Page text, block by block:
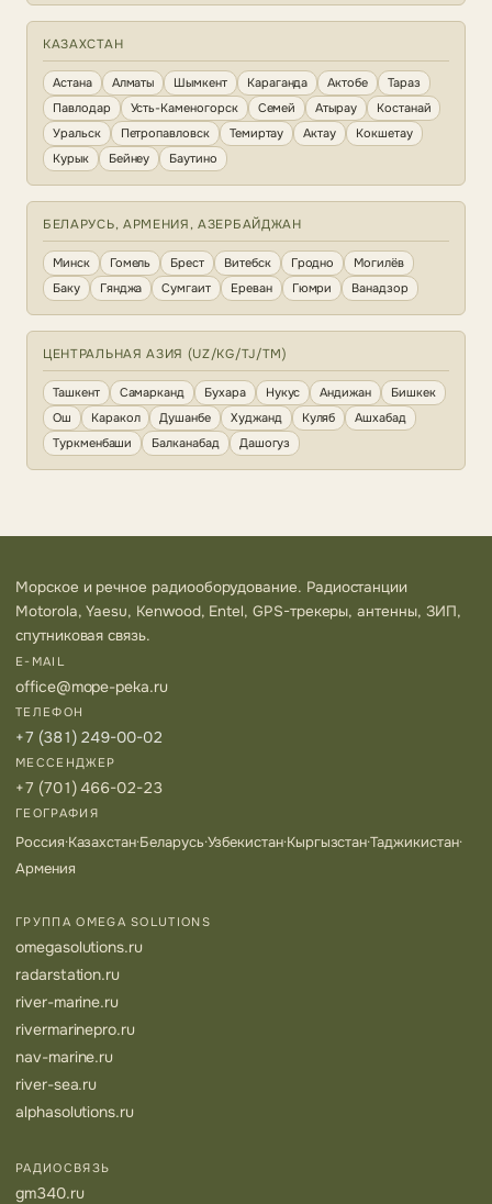
КАЗАХСТАН
Астана Алматы Шымкент Караганда Актобе
Тараз
Павлодар
Усть-Каменогорск Семей Атырау
Костанай
Уральск
Петропавловск Темиртау Актау
Кокшетау
Курык
Бейнеу Баутино
БЕЛАРУСЬ, АРМЕНИЯ, АЗЕРБАЙДЖАН
Минск Гомель Брест Витебск Гродно
Могилёв
Баку
Гянджа Сумгаит Ереван Гюмри Ванадзор
ЦЕНТРАЛЬНАЯ АЗИЯ (UZ/KG/TJ/TM)
Ташкент Самарканд Бухара Нукус Андижан
Бишкек
Ош
Каракол Душанбе Худжанд Куляб
Ашхабад
Туркменбаши
Балканабад Дашогуз
Морское и речное радиооборудование. Радиостанции
Motorola, Yaesu, Kenwood, Entel, GPS-трекеры, антенны, ЗИП,
спутниковая связь.
E-MAIL
office@mope-peka.ru
ТЕЛЕФОН
+7 (381) 249-00-02
МЕССЕНДЖЕР
+7 (701) 466-02-23
ГЕОГРАФИЯ
Россия·Казахстан·Беларусь·Узбекистан·Кыргызстан·Таджикистан·
Армения
ГРУППА OMEGA SOLUTIONS
omegasolutions.ru
radarstation.ru
river-marine.ru
rivermarinepro.ru
nav-marine.ru
river-sea.ru
alphasolutions.ru
РАДИОСВЯЗЬ
gm340.ru